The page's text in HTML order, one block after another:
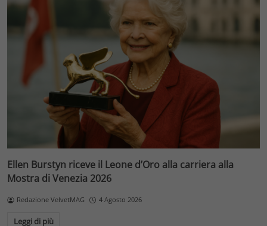
Ellen Burstyn riceve il Leone d’Oro alla carriera alla
Mostra di Venezia 2026
Redazione VelvetMAG 4 Agosto 2026
Leggi di più